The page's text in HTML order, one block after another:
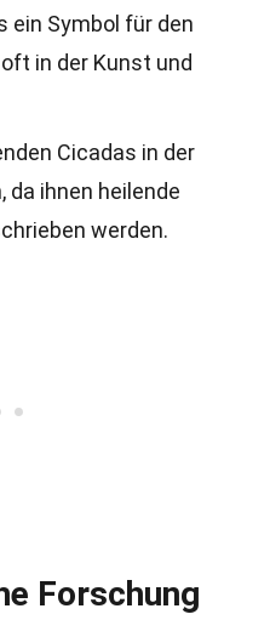
ein Symbol für den
in der Kunst und
Cicadas in der
da ihnen heilende
werden.
Forschung